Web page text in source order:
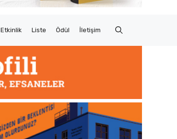
Etkinlik Liste Ödül İletişim